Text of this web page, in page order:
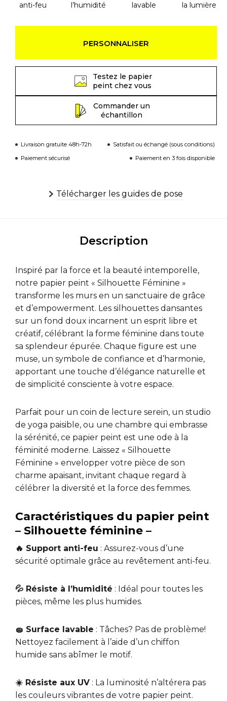
anti-feu
l’humidité
lavable
la lumière
PERSONNALISER
Testez le papier
peint chez vous
Commander un
échantillon
Livraison gratuite 48h-72h
Satisfait ou échangé (sous conditions)
Paiement sécurisé
Paiement en 3 fois disponible
Télécharger les guides de pose
Description
Inspiré par la force et la beauté intemporelle,
notre papier peint « Silhouette Féminine »
transforme les murs en un sanctuaire de grâce
et d’empowerment. Les silhouettes dansantes
sur un fond doux incarnent un esprit libre et
créatif, célébrant la forme féminine dans toute
sa splendeur épurée. Chaque figure est une
muse, un symbole de confiance et d’harmonie,
apportant une touche d’élégance naturelle et
de simplicité consciente à votre espace.
Parfait pour un coin de lecture serein, un studio
de yoga paisible, ou une chambre qui embrasse
la sérénité, ce papier peint est une ode à la
féminité moderne. Laissez « Silhouette
Féminine » envelopper votre pièce de son
charme apaisant, invitant chaque regard à
célébrer la diversité et la force des femmes.
Caractéristiques du papier peint
– Silhouette féminine –
🔥 Support anti-feu : Assurez-vous d’une
sécurité optimale grâce au revêtement anti-feu.
💦 Résiste à l’humidité : Idéal pour toutes les
pièces, même les plus humides.
🧽 Surface lavable : Tâches? Pas de problème!
Nettoyez facilement à l’aide d’un chiffon
humide sans abîmer le motif.
☀️ Résiste aux UV : La luminosité n’altérera pas
les couleurs vibrantes de votre papier peint.